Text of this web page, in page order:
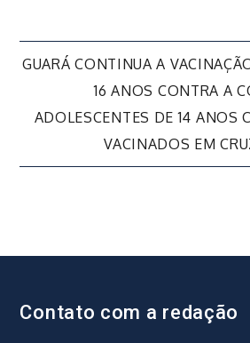
Navegação
de
Post
GUARÁ CONTINUA A
16 ANOS CONTRA A
ADOLESCENTES DE 14 ANOS
VACINADOS EM
Contato com a redação